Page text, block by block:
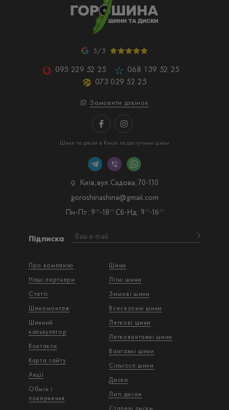
5/5
095 229 52 25
068 139 52 25
073 029 52 25
Замовити дзвінок
Шини та диски в Києві по доступним цінам
Про компанію
Наші партнери
Статті
Шиномонтаж
Шинний
калькулятор
Контакти
Карта сайту
Акції
Обмін і
повернення
Шини
Літні шини
Зимові шини
Всесезонні шини
Легкові шини
Легковантажнi шини
Вантажнi шини
Сільгосп шини
Диски
Литі диски
Підписка
Київ, вул. Садова, 70-110
Пн-Пт: 9 00-18 00 Сб-Нд: 9 00-16 00
goroshinashina@gmail.com